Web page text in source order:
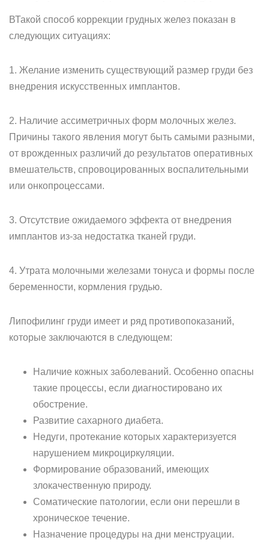
ВТакой способ коррекции грудных желез показан в
следующих ситуациях:
1. Желание изменить существующий размер груди без
внедрения искусственных имплантов.
2. Наличие ассиметричных форм молочных желез.
Причины такого явления могут быть самыми разными,
от врожденных различий до результатов оперативных
вмешательств, спровоцированных воспалительными
или онкопроцессами.
3. Отсутствие ожидаемого эффекта от внедрения
имплантов из-за недостатка тканей груди.
4. Утрата молочными железами тонуса и формы после
беременности, кормления грудью.
Липофилинг груди имеет и ряд противопоказаний,
которые заключаются в следующем:
Наличие кожных заболеваний. Особенно опасны
такие процессы, если диагностировано их
обострение.
Развитие сахарного диабета.
Недуги, протекание которых характеризуется
нарушением микроциркуляции.
Формирование образований, имеющих
злокачественную природу.
Соматические патологии, если они перешли в
хроническое течение.
Назначение процедуры на дни менструации.